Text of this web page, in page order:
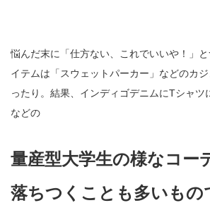
悩んだ末に「仕方ない、これでいいや！」
イテムは「スウェットパーカー」などのカ
ったり。結果、インディゴデニムにTシャツ
などの
量産型大学生の様なコー
落ちつくことも多いもの